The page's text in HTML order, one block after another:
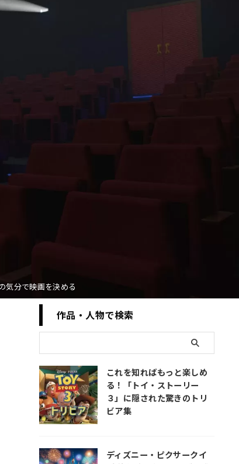
気分で映画を決める
作品・人物で検索
これを知ればもっと楽しめ
る！「トイ・ストーリー
３」に隠された驚きのトリ
ビア集
ディズニー・ピクサークイ